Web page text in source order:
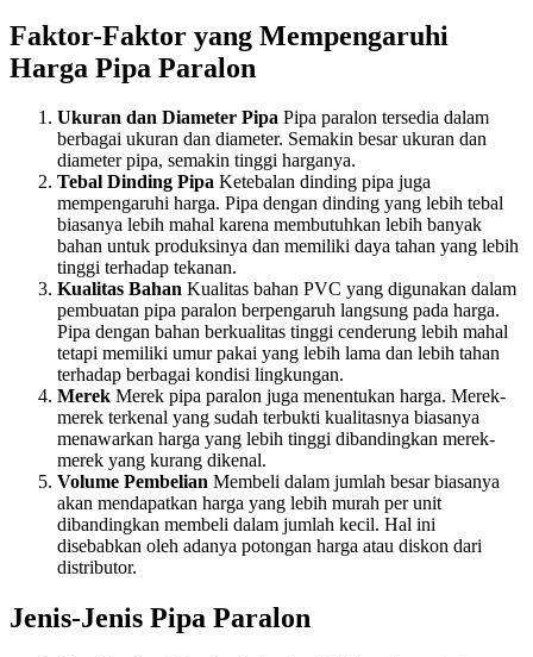
Faktor-Faktor yang Mempengaruhi
Harga Pipa Paralon
Ukuran dan Diameter Pipa Pipa paralon tersedia dalam
berbagai ukuran dan diameter. Semakin besar ukuran dan
diameter pipa, semakin tinggi harganya.
Tebal Dinding Pipa Ketebalan dinding pipa juga
mempengaruhi harga. Pipa dengan dinding yang lebih tebal
biasanya lebih mahal karena membutuhkan lebih banyak
bahan untuk produksinya dan memiliki daya tahan yang lebih
tinggi terhadap tekanan.
Kualitas Bahan Kualitas bahan PVC yang digunakan dalam
pembuatan pipa paralon berpengaruh langsung pada harga.
Pipa dengan bahan berkualitas tinggi cenderung lebih mahal
tetapi memiliki umur pakai yang lebih lama dan lebih tahan
terhadap berbagai kondisi lingkungan.
Merek Merek pipa paralon juga menentukan harga. Merek-
merek terkenal yang sudah terbukti kualitasnya biasanya
menawarkan harga yang lebih tinggi dibandingkan merek-
merek yang kurang dikenal.
Volume Pembelian Membeli dalam jumlah besar biasanya
akan mendapatkan harga yang lebih murah per unit
dibandingkan membeli dalam jumlah kecil. Hal ini
disebabkan oleh adanya potongan harga atau diskon dari
distributor.
Jenis-Jenis Pipa Paralon